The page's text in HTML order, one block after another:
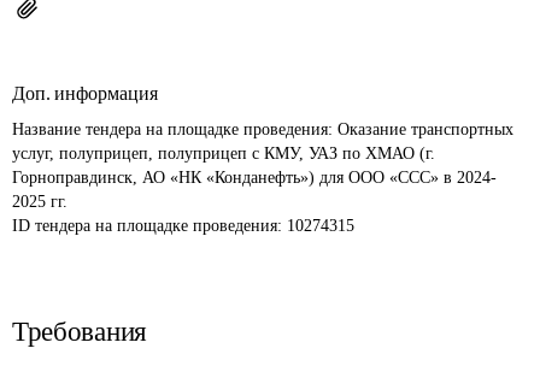
Доп. информация
Название тендера на площадке проведения: Оказание транспортных
услуг, полуприцеп, полуприцеп с КМУ, УАЗ по ХМАО (г.
Горноправдинск, АО «НК «Конданефть») для ООО «ССС» в 2024-
2025 гг.
ID тендера на площадке проведения: 10274315
Требования